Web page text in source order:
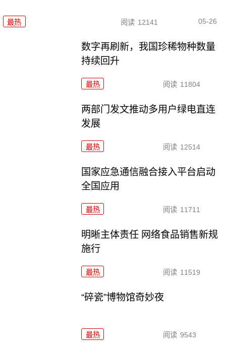
最热 阅读 12141 05-26
数字再刷新，我国珍稀物种数量
持续回升
最热 阅读 11804
两部门发文推动多用户绿电直连
发展
最热 阅读 12514
国家应急通信融合接入平台启动
全国应用
最热 阅读 11711
明晰主体责任 网络食品销售新规
施行
最热 阅读 11519
“碎瓷”博物馆奇妙夜
最热 阅读 9543